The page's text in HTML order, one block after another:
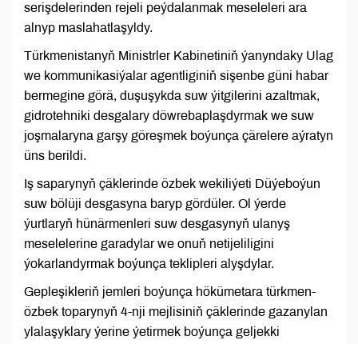
serişdelerinden rejeli peýdalanmak meseleleri ara
alnyp maslahatlaşyldy.
Türkmenistanyň Ministrler Kabinetiniň ýanyndaky Ulag
we kommunikasiýalar agentliginiň sişenbe güni habar
bermegine görä, duşuşykda suw ýitgilerini azaltmak,
gidrotehniki desgalary döwrebaplaşdyrmak we suw
joşmalaryna garşy göreşmek boýunça çärelere aýratyn
üns berildi.
Iş saparynyň çäklerinde özbek wekiliýeti Düýeboýun
suw bölüji desgasyna baryp gördüler. Ol ýerde
ýurtlaryň hünärmenleri suw desgasynyň ulanyş
meselelerine garadylar we onuň netijeliligini
ýokarlandyrmak boýunça teklipleri alyşdylar.
Gepleşikleriň jemleri boýunça hökümetara türkmen-
özbek toparynyň 4-nji mejlisiniň çäklerinde gazanylan
ylalaşyklary ýerine ýetirmek boýunça geljekki